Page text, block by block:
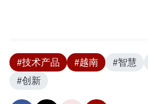
#技术产品 #越南 #智慧
#创新